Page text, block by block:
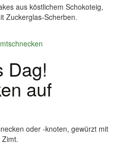
aus köstlichem Schokoteig,
Zuckerglas-Scherben.
Dag!
auf
oder -knoten, gewürzt mit